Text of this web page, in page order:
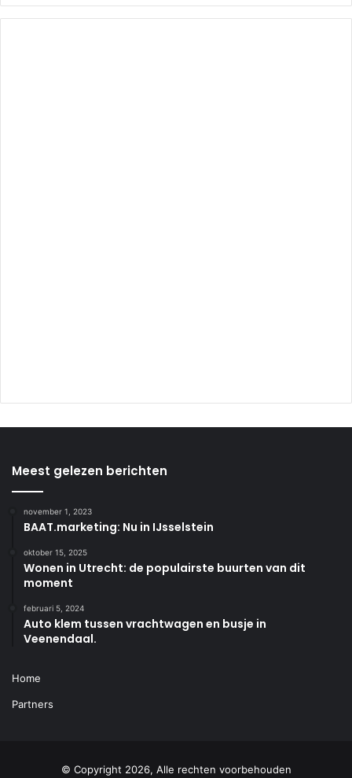
Meest gelezen berichten
november 1, 2023
BAAT.marketing: Nu in IJsselstein
oktober 15, 2025
Wonen in Utrecht: de populairste buurten van dit
moment
februari 5, 2024
Auto klem tussen vrachtwagen en busje in
Veenendaal.
Home
Partners
© Copyright 2026, Alle rechten voorbehouden